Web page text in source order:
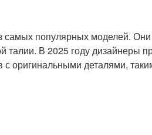
популярных моделей. Они
талии. В 2025 году дизайнеры
с оригинальными деталями,